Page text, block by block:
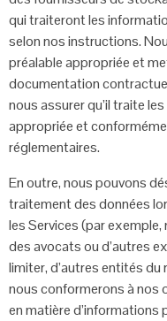
qui traiteront les
selon nos instructions.
préalable appropriée et
documentation
nous assurer qu’il traite les
appropriée et
réglementaires.
En outre, nous pouvons
traitement desdonnées
les Services (par exemple,
des avocats ou d’autres
limiter, d’autres entités
nousconformerons à nos
en matière d’informations